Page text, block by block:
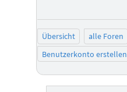
Übersicht alle Foren
Benutzerkonto erstellen